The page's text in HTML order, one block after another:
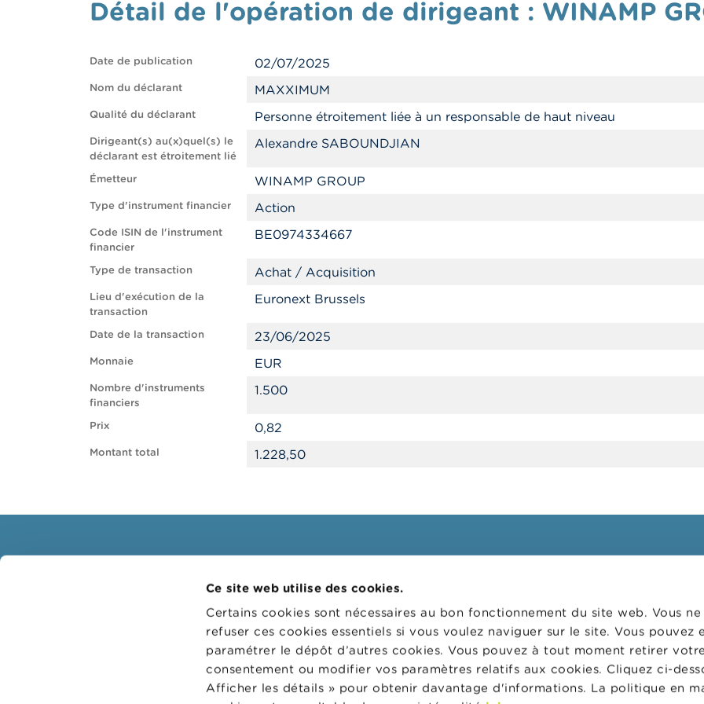
Ce site web utilise des cookies.
Certains cookies sont nécessaires au bon fonctionnement du site web. Vous
refuser ces cookies essentiels si vous voulez naviguer sur le site. Vous pouvez
paramétrer le dépôt d’autres cookies. Vous pouvez à tout moment retirer
consentement ou modifier vos paramètres relatifs aux cookies. Cliquez ci-
Afficher les détails » pour obtenir davantage d'informations. La politique en
Détail de l'opération de dirigeant : WINAMP
Date de publication 02/07/2025
Nom du déclarant MAXXIMUM
Qualité du déclarant Personne étroitement liée à un responsable de haut niveau
Dirigeant(s) au(x)quel(s) le
déclarant est étroitement lié
Alexandre SABOUNDJIAN
Émetteur WINAMP GROUP
Type d'instrument financier Action
Code ISIN de l'instrument
financier
BE0974334667
Type de transaction Achat / Acquisition
Lieu d'exécution de la
transaction
Euronext Brussels
Date de la transaction 23/06/2025
Monnaie EUR
Nombre d'instruments
financiers
1.500
Prix 0,82
Montant total 1.228,50
Mises en garde & sanctions
Attention aux fraudes
Thèmes
Guichet digital
Sanctions administratives
Collège de supervision des
Actualités et Mises en garde
Liens
Contact